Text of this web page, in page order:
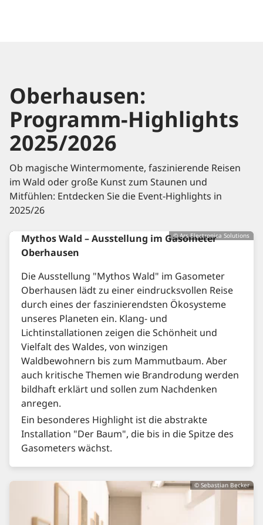
Oberhausen:
Programm-Highlights
2025/2026
Ob magische Wintermomente, faszinierende Reisen
im Wald oder große Kunst zum Staunen und
Mitfühlen: Entdecken Sie die Event-Highlights in
2025/26
© Ars Electronica Solutions
Mythos Wald – Ausstellung im Gasometer
Oberhausen
Die Ausstellung "Mythos Wald" im Gasometer
Oberhausen lädt zu einer eindrucksvollen Reise
durch eines der faszinierendsten Ökosysteme
unseres Planeten ein. Klang- und
Lichtinstallationen zeigen die Schönheit und
Vielfalt des Waldes, von winzigen
Waldbewohnern bis zum Mammutbaum. Aber
auch kritische Themen wie Brandrodung werden
bildhaft erklärt und sollen zum Nachdenken
anregen.
Ein besonderes Highlight ist die abstrakte
Installation "Der Baum", die bis in die Spitze des
Gasometers wächst.
© Sebastian Becker